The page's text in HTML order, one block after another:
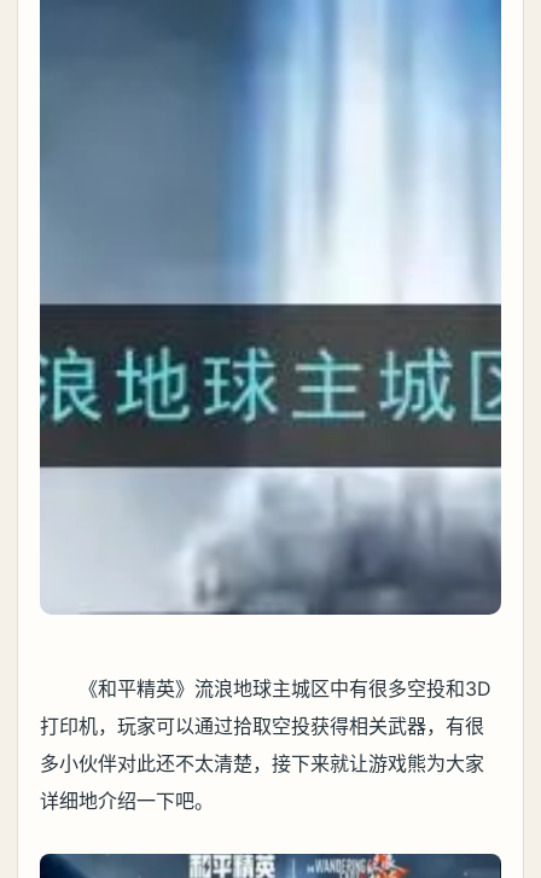
《和平精英》流浪地球主城区中有很多空投和3D
打印机，玩家可以通过拾取空投获得相关武器，有很
多小伙伴对此还不太清楚，接下来就让游戏熊为大家
详细地介绍一下吧。